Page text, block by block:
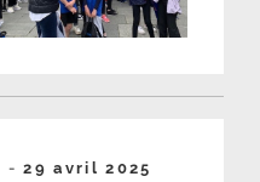
-Publié
29 avril 2025